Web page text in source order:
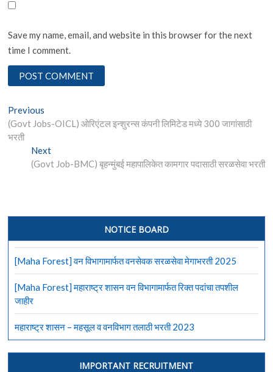
Save my name, email, and website in this browser for the next
time I comment.
Post
navigation
Previous
post:
(Govt Jobs-OICL) ओरिएंटल इन्शुरन्स कंपनी लिमिटेड मध्ये 300 जागांसाठी
भरती
NextNext
post:
(Govt Job-BMC) बृहन्मुंबई महापालिकेत कामगार पदासाठी सरळसेवा भरती
NOTICE BOARD
[Maha Forest] वन विभागामार्फत वनसेवक सरळसेवा मेगाभरती 2025
[Maha Forest] महाराष्ट्र शासन वन विभागामार्फत रिक्त पदांचा तपशील
जाहीर
महाराष्ट्र शासन – महसूल व वनविभाग तलाठी भरती 2023
IMPORTANT RECRUITMENT